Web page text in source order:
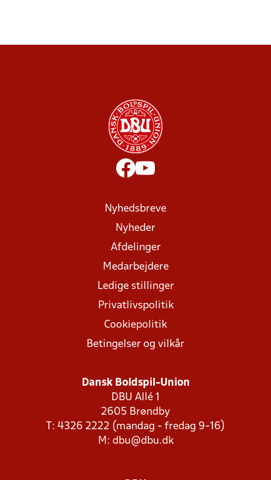
Nyhedsbreve
Nyheder
Afdelinger
Medarbejdere
Ledige stillinger
Privatlivspolitik
Cookiepolitik
Betingelser og vilkår
Dansk Boldspil-Union
DBU Allé 1
2605 Brøndby
T: 4326 2222 (mandag - fredag 9-16)
M: dbu@dbu.dk